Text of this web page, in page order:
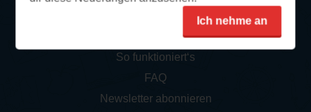
Ich nehme an
So funktioniert‘s
FAQ
Newsletter abonnieren